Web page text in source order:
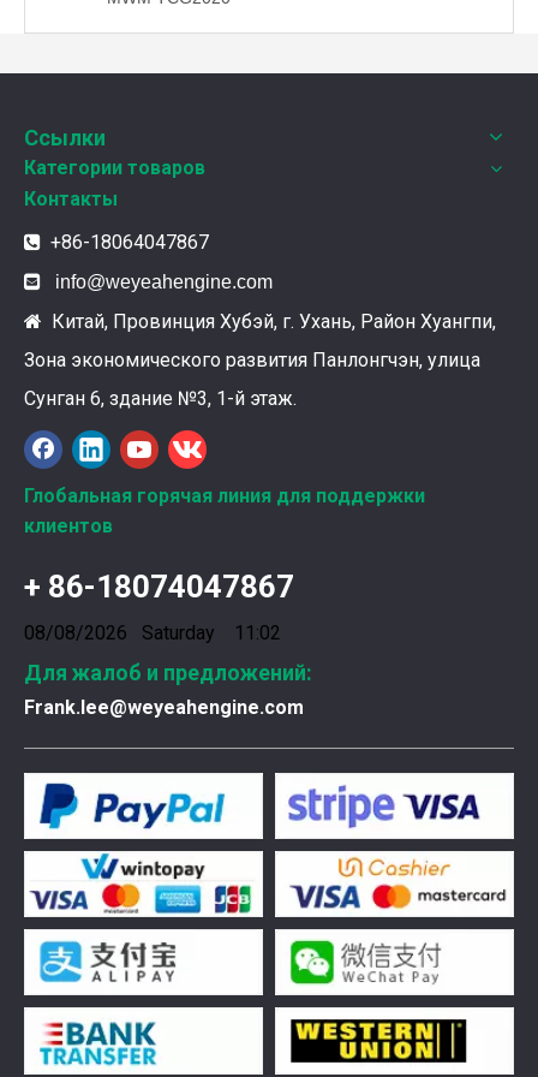
Weyeah Power отмечает канун Нового Года и торжественно разделяет радость праздника!
Подшипники шатунных коленчатых валов Weyeah
Генераторная установка на природном газе,
Ссылки
Категории товаров
Контакты
 +86-18064047867
 info@weyeahengine.com
 Китай, Провинция Хубэй, г. Ухань, Район Хуангпи,
Зона экономического развития Панлонгчэн, улица
Сунган 6, здание №3, 1-й этаж.
Глобальная горячая линия для поддержки
клиентов
+ 86-18074047867
08/08/2026 Saturday 11:02
Для жалоб и предложений:
Frank.lee@weyeahengine.com